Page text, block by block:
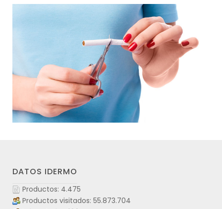
DATOS IDERMO
Productos: 4.475
Productos visitados: 55.873.704